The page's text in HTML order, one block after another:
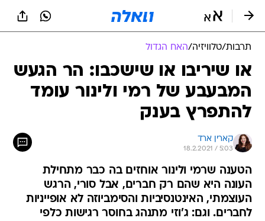
תרבות/טלוויזיה/האח הגדול
או שיריבו או שישכבו: הר הגעש
המבעבע של רמי ולינור עומד
להתפרץ בענק
קארין ארד
18.2.2021 / 5:03
הטענה שרמי ולינור אוחזים בה כבר מתחילת
העונה היא שהם רק חברים, אבל סורי, הרגש
העוצמתי, האינטנסיביות והסימביוזה לא אופייניות
לחברים. וגם: ג'וזי מתנהג בחוסר רגישות כלפי